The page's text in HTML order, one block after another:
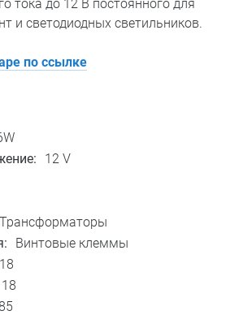
тока до 12 В постоянного для
и светодиодных светильников.
по ссылке
12 V
Трансформаторы
Винтовые клеммы
18
18